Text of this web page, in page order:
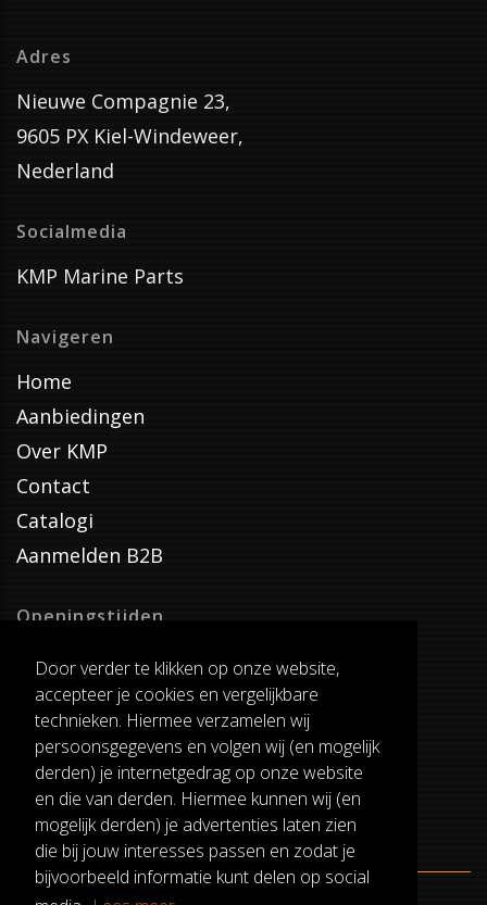
Door verder te klikken op onze website,
accepteer je cookies en vergelijkbare
technieken. Hiermee verzamelen wij
persoonsgegevens en volgen wij (en mogelijk
derden) je internetgedrag op onze website
en die van derden. Hiermee kunnen wij (en
mogelijk derden) je advertenties laten zien
die bij jouw interesses passen en zodat je
bijvoorbeeld informatie kunt delen op social
Adres
Nieuwe Compagnie 23,
9605 PX Kiel-Windeweer,
Nederland
Socialmedia
KMP Marine Parts
Navigeren
Home
Aanbiedingen
Over KMP
Contact
Catalogi
Aanmelden B2B
Openingstijden
Dinsdag T/M Zaterdag
van 8:00-17:00
Verzenddagen
Dinsdag T/M Vrijdag
Pauze
12:30-13:00